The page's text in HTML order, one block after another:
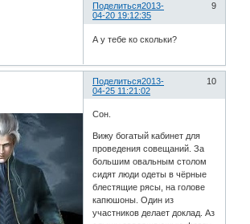
Поделиться 9
2013-
04-20 19:12:35
А у тебе ко скольки?
Поделиться 10
2013-
04-25 11:21:02
Сон.
Вижу богатый кабинет для
проведения совещаний. За
большим овальным столом
сидят люди одеты в чёрные
блестящие рясы, на голове
капюшоны. Один из
участников делает доклад. Аз